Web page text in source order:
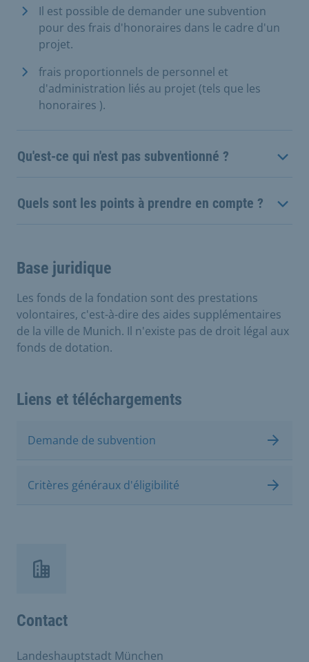
Il est possible de demander une subvention
pour des frais d'honoraires dans le cadre d'un
projet.
frais proportionnels de personnel et
d'administration liés au projet (tels que les
honoraires ).
Qu'est-ce qui n'est pas subventionné ?
Quels sont les points à prendre en compte ?
Base juridique
Les fonds de la fondation sont des prestations
volontaires, c'est-à-dire des aides supplémentaires
de la ville de Munich. Il n'existe pas de droit légal aux
fonds de dotation.
Liens et téléchargements
Demande de subvention
Critères généraux d'éligibilité
Contact
Landeshauptstadt München